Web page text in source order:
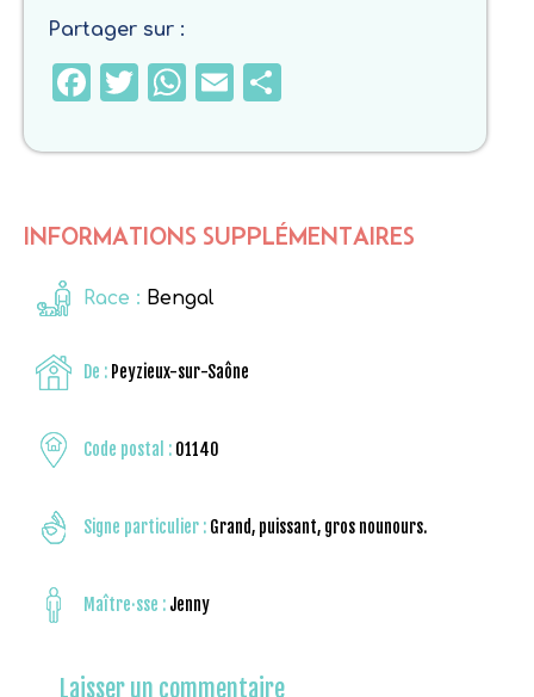
Partager sur :
Facebook
Twitter
WhatsApp
Email
INFORMATIONS SUPPLÉMENTAIRES
Race : Bengal
De : Peyzieux-sur-Saône
Code postal : 01140
Signe particulier : Grand, puissant, gros nounours.
Maître·sse : Jenny
Laisser un commentaire